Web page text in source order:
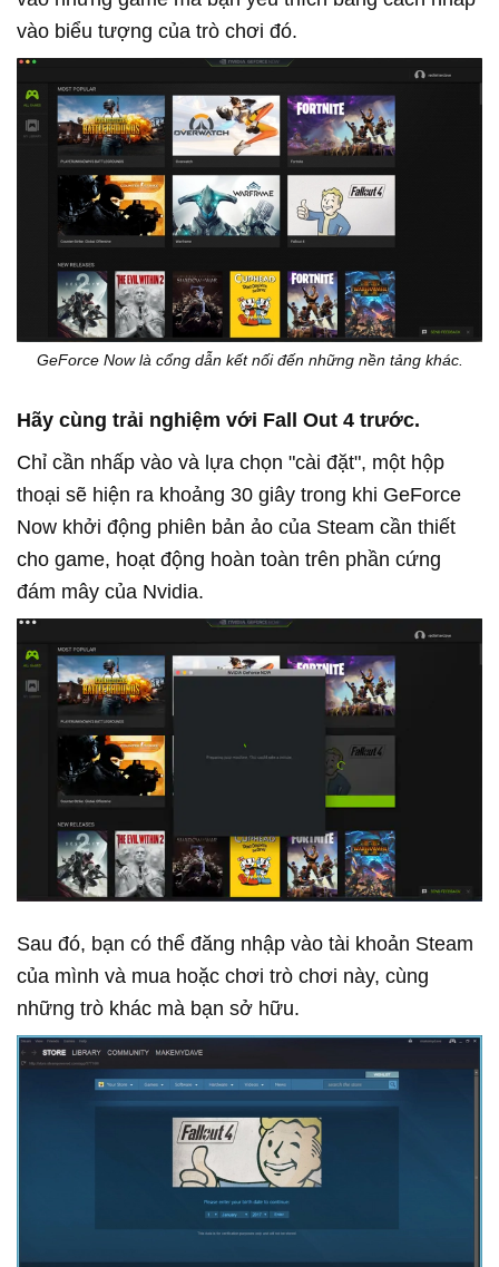
vào biểu tượng của trò chơi đó.
GeForce Now là cổng dẫn kết nối đến những nền tảng khác.
Hãy cùng trải nghiệm với Fall Out 4 trước.
Chỉ cần nhấp vào và lựa chọn "cài đặt", một hộp
thoại sẽ hiện ra khoảng 30 giây trong khi GeForce
Now khởi động phiên bản ảo của Steam cần thiết
cho game, hoạt động hoàn toàn trên phần cứng
đám mây của Nvidia.
Sau đó, bạn có thể đăng nhập vào tài khoản Steam
của mình và mua hoặc chơi trò chơi này, cùng
những trò khác mà bạn sở hữu.